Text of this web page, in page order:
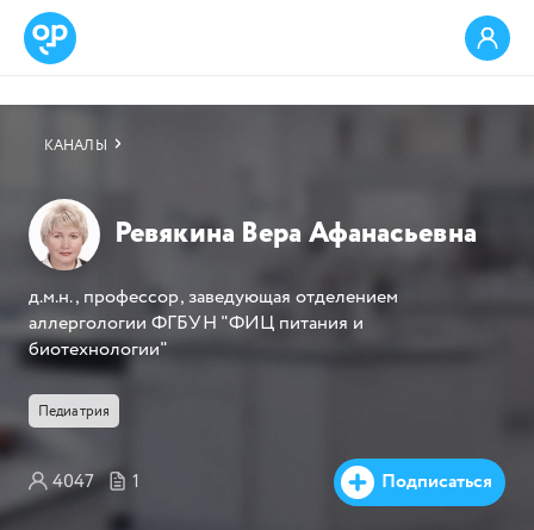
КАНАЛЫ
Ревякина Вера Афанасьевна
д.м.н., профессор, заведующая отделением
аллергологии ФГБУН "ФИЦ питания и
биотехнологии"
4047 1
Педиатрия
Подписаться